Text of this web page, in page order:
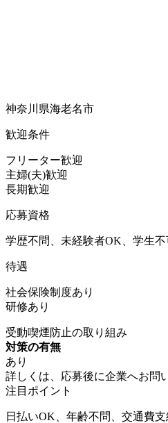
神奈川県海老名市
歓迎条件
フリーター歓迎
主婦(夫)歓迎
長期歓迎
応募資格
学歴不問、未経験者OK、学生
待遇
社会保険制度あり
研修あり
受動喫煙防止の取り組み
対策の有無
あり
詳しくは、応募後に企業へお問
注目ポイント
日払いOK、年齢不問、交通費